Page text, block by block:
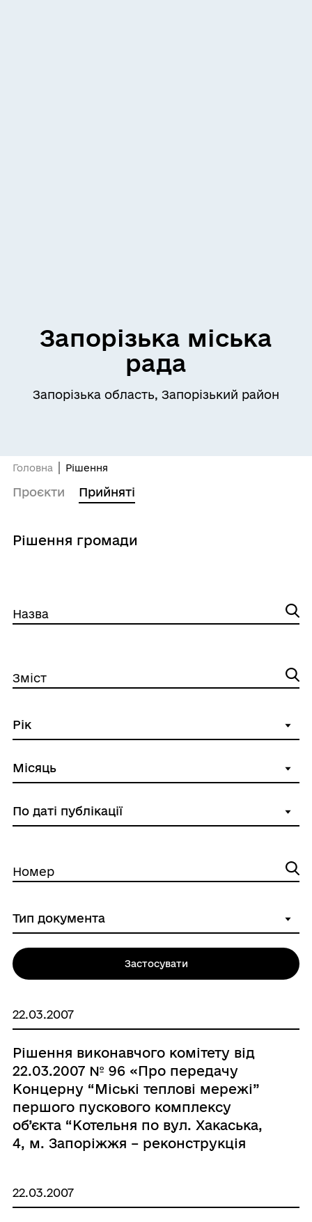
Запорізька міська
рада
Запорізька область, Запорізький район
Головна Рішення
Проєкти Прийняті
Рішення громади
22.03.2007
Рішення виконавчого комітету від
22.03.2007 № 96 «Про передачу
Концерну “Міські теплові мережі”
першого пускового комплексу
об’єкта “Котельня по вул. Хакаська,
4, м. Запоріжжя – реконструкція
22.03.2007
Назва
Зміст
Номер
Застосувати